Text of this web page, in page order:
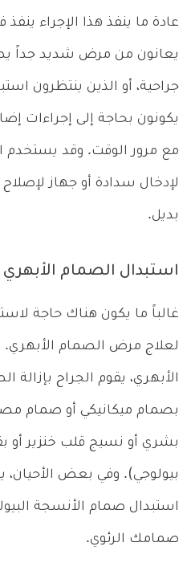
عادة ما ينفذ هذا الإجراء
يعانون من مرض شديد جداً
جراحية، أو الذين ينتظرون
يكونون بحاجة إلى إجراءات
مع مرور الوقت. وقد يستخدم
لإدخال سدادة أو جهاز
بديل.
استبدال الصمام الأبهري
غالباً ما يكون هناك حاجة
لعلاج مرض الصمام الأبهري.
الأبهري، يقوم الجراح بإزالة
بصمام ميكانيكي أو صمام
بشري أو نسيج قلب خنزير أو
بيولوجي). وفي بعض
استبدال صمام الأنسجة
صمامك الرئوي.